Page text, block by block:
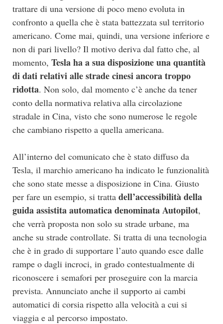
trattare di una versione di poco meno evoluta in
confronto a quella che è stata battezzata sul territorio
americano. Come mai, quindi, una versione inferiore e
non di pari livello? Il motivo deriva dal fatto che, al
momento, Tesla ha a sua disposizione una quantità
di dati relativi alle strade cinesi ancora troppo
ridotta. Non solo, dal momento c’è anche da tener
conto della normativa relativa alla circolazione
stradale in Cina, visto che sono numerose le regole
che cambiano rispetto a quella americana.
All’interno del comunicato che è stato diffuso da
Tesla, il marchio americano ha indicato le funzionalità
che sono state messe a disposizione in Cina. Giusto
per fare un esempio, si tratta dell’accessibilità della
guida assistita automatica denominata Autopilot,
che verrà proposta non solo su strade urbane, ma
anche su strade controllate. Si tratta di una tecnologia
che è in grado di supportare l’auto quando esce dalle
rampe o dagli incroci, in grado contestualmente di
riconoscere i semafori per proseguire con la marcia
prevista. Annunciato anche il supporto ai cambi
automatici di corsia rispetto alla velocità a cui si
viaggia e al percorso impostato.